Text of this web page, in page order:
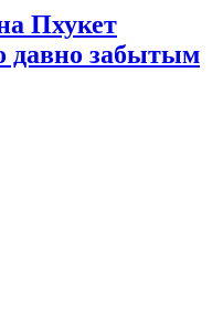
Пхукет
давно забытым